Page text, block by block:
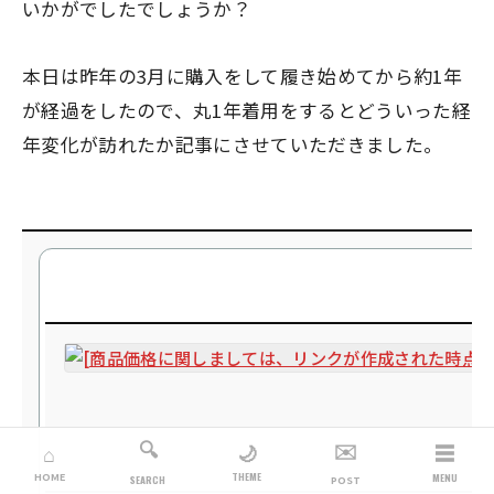
いかがでしたでしょうか？
本日は昨年の3月に購入をして履き始めてから約1年
が経過をしたので、丸1年着用をするとどういった経
年変化が訪れたか記事にさせていただきました。
⌂
HOME
🔍
SEARCH
🌙
THEME
✉️
POST
☰
MENU